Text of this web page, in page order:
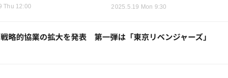
Thu 12:00 2025.5.19 Mon 9:30
略的協業の拡大を発表 第一弾は「東京リベンジャーズ」